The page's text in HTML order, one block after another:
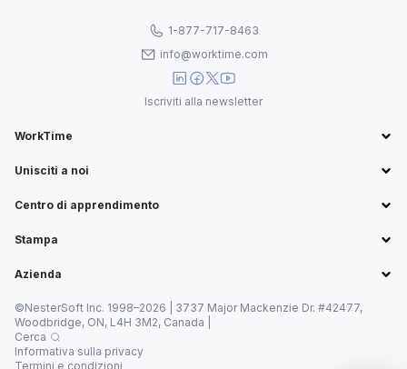
WorkTime
Unisciti a noi
Centro di apprendimento
Stampa
Azienda
1-877-717-8463
info@worktime.com
Iscriviti alla newsletter
©NesterSoft Inc. 1998–2026 | 3737 Major Mackenzie Dr. #42477,
Woodbridge, ON, L4H 3M2, Canada |
Cerca
Informativa sulla privacy
Termini e condizioni